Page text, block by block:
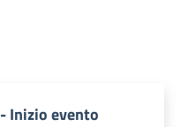
Inizio evento